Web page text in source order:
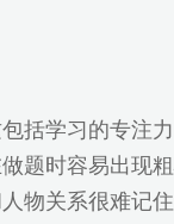
括学习的专注
题时容易出现
物关系很难记